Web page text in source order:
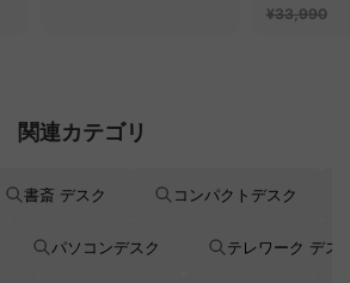
¥33,990
関連カテゴリ
書斎 デスク コンパクトデスク
パソコンデスク テレワーク デス